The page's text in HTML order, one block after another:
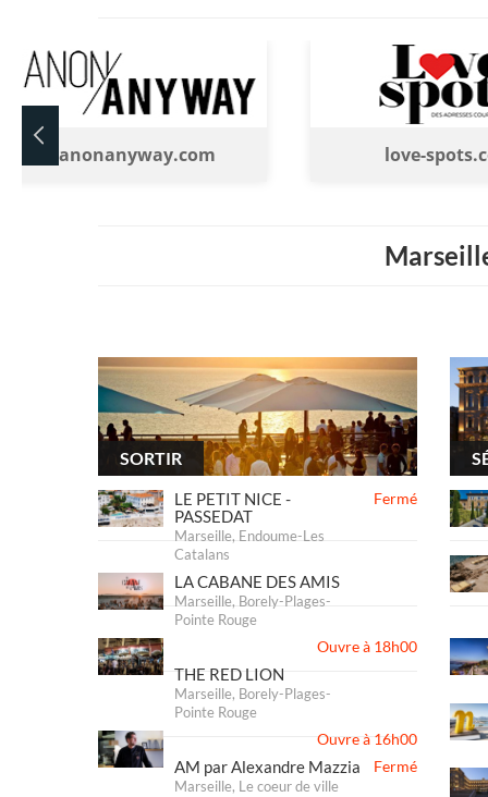
manonanyway.com love-
SORTIR
LE PETIT NICE -
PASSEDAT
Marseille, Endoume-Les
Catalans
Fermé
LA CABANE DES AMIS
Marseille, Borely-Plages-
Pointe Rouge
Ouvre à 18h00
THE RED LION
Marseille, Borely-Plages-
Pointe Rouge
Ouvre à 16h00
AM par Alexandre Mazzia
Marseille, Le coeur de ville
Fermé